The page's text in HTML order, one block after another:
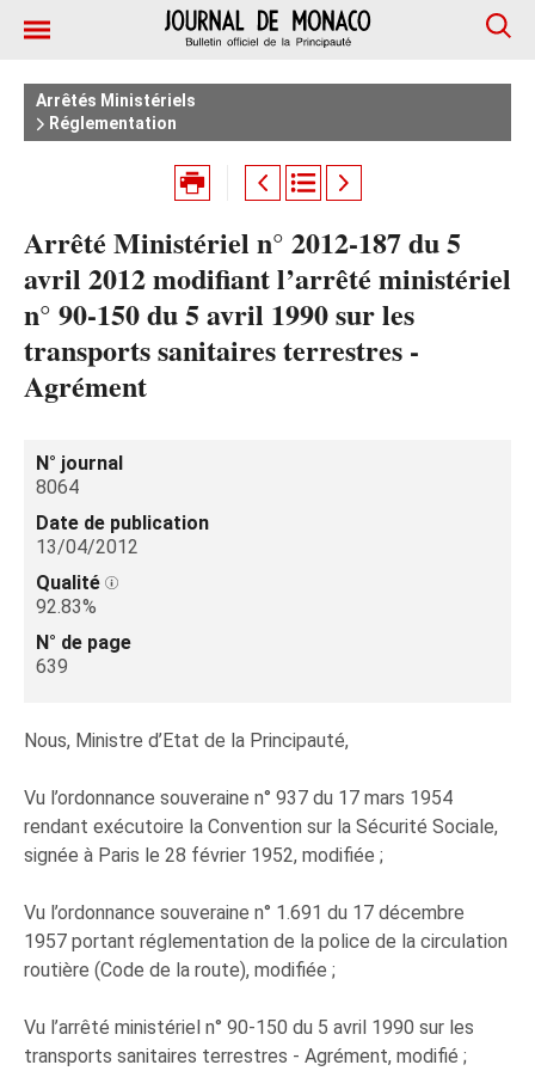
Arrêtés Ministériels
Réglementation
Arrêté Ministériel n° 2012-187 du 5
avril 2012 modifiant l’arrêté ministériel
n° 90-150 du 5 avril 1990 sur les
transports sanitaires terrestres -
Agrément
N° journal
8064
Date de publication
13/04/2012
Qualité
92.83%
N° de page
639
Nous, Ministre d’Etat de la Principauté,
Vu l’ordonnance souveraine n° 937 du 17 mars 1954
rendant exécutoire la Convention sur la Sécurité Sociale,
signée à Paris le 28 février 1952, modifiée ;
Vu l’ordonnance souveraine n° 1.691 du 17 décembre
1957 portant réglementation de la police de la circulation
routière (Code de la route), modifiée ;
Vu l’arrêté ministériel n° 90-150 du 5 avril 1990 sur les
transports sanitaires terrestres - Agrément, modifié ;